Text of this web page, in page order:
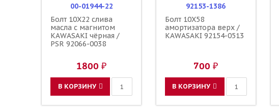
00-01944-22
Болт 10X22 слива
масла с магнитом
KAWASAKI чёрная /
PSR 92066-0038
1800 ₽
В КОРЗИНУ
92153-1386
Болт 10X58
амортизатора верх /
KAWASAKI 92154-0513
700 ₽
В КОРЗИНУ